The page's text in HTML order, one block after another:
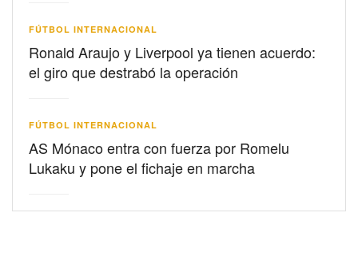
FÚTBOL INTERNACIONAL
Ronald Araujo y Liverpool ya tienen acuerdo:
el giro que destrabó la operación
FÚTBOL INTERNACIONAL
AS Mónaco entra con fuerza por Romelu
Lukaku y pone el fichaje en marcha